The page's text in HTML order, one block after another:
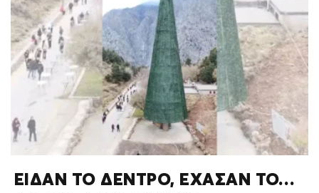
ΕΙΔΑΝ ΤΟ ΔΕΝΤΡΟ, ΕΧΑΣΑΝ ΤΟ…